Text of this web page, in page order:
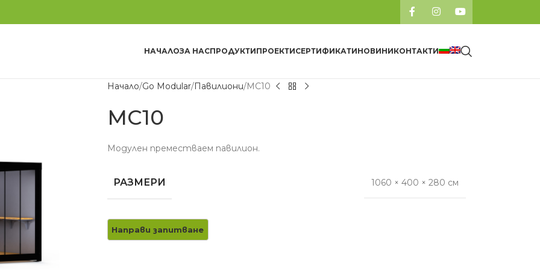
НАЧАЛОЗА НАСПРОДУКТИПРОЕКТИСЕРТИФИКАТИНОВИНИКОНТАКТИ
Начало Go Modular Павилиони MC10
MC10
Модулен преместваем павилион.
РАЗМЕРИ 1060 × 400 × 280 см